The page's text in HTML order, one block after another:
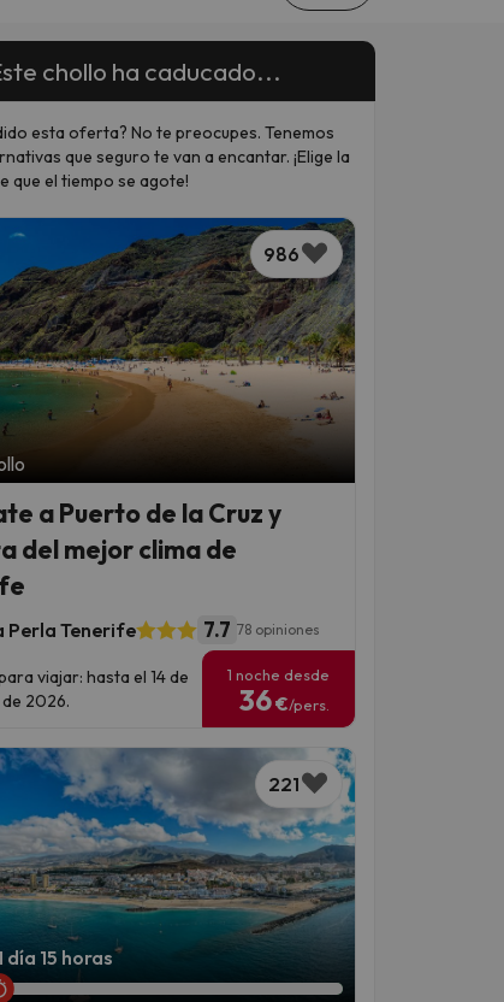
chollo ha caducado...
esta oferta? No te preocupes. Tenemos
que seguro te van a encantar. ¡Elige la
que el tiempo se agote!
986
a Puerto de la Cruz y
del mejor clima de
Perla Tenerife 7.7 78 opiniones
viajar: hasta el 14 de
2026.
1 noche desde
36€/pers.
221
día 15 horas